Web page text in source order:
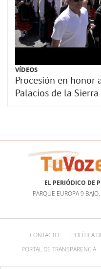
VÍDEOS
Procesión en honor
Palacios de la Sierra
EL PERIÓDICO DE
PARQUE EUROPA 9
CONTACTO POLÍTICA
PORTAL DE TRANSPARENCIA